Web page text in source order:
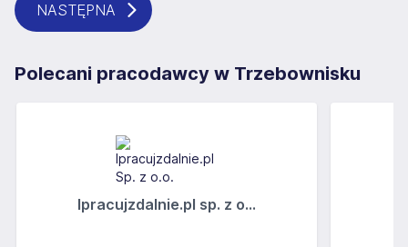
NASTĘPNA
Polecani pracodawcy w Trzebownisku
Ipracujzdalnie.pl sp. z o...